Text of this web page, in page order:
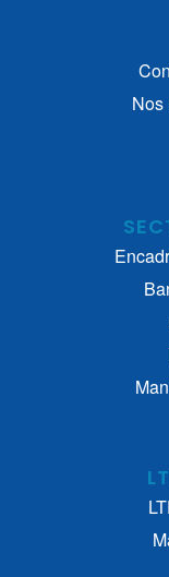
Nos